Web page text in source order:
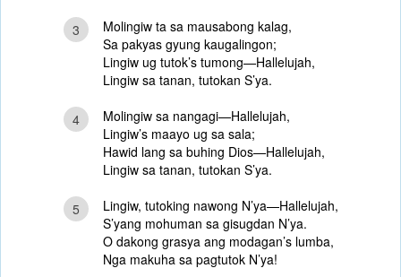
3
Molingiw ta sa mausabong kalag,
Sa pakyas gyung kaugalingon;
Lingiw ug tutok’s tumong—Hallelujah,
Lingiw sa tanan, tutokan S’ya.
4
Molingiw sa nangagi—Hallelujah,
Lingiw’s maayo ug sa sala;
Hawid lang sa buhing Dios—Hallelujah,
Lingiw sa tanan, tutokan S’ya.
5
Lingiw, tutoking nawong N’ya—Hallelujah,
S’yang mohuman sa gisugdan N’ya.
O dakong grasya ang modagan’s lumba,
Nga makuha sa pagtutok N’ya!